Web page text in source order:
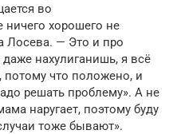
во
хорошего не
Лосева. — Это и про
нахулиганишь, я всё
что положено, и
решать проблему». А не
наругает, поэтому буду
тоже бывают».